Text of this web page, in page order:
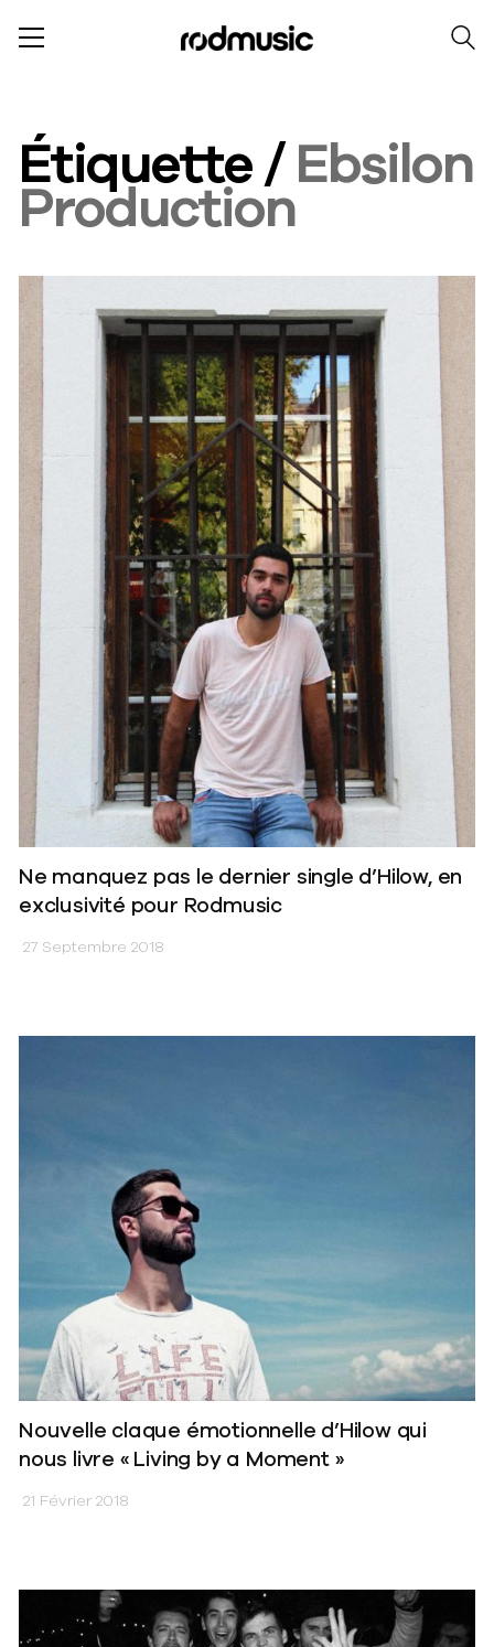
Étiquette / Ebsilon
Production
Ne manquez pas le dernier single d’Hilow, en
exclusivité pour Rodmusic
27 Septembre 2018
Nouvelle claque émotionnelle d’Hilow qui
nous livre « Living by a Moment »
21 Février 2018